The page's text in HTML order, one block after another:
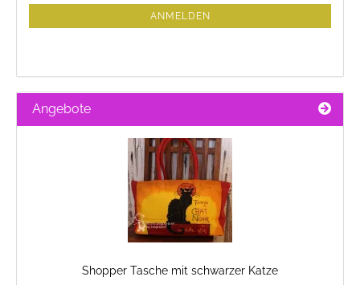
ANMELDEN
Angebote
Shopper Tasche mit schwarzer Katze